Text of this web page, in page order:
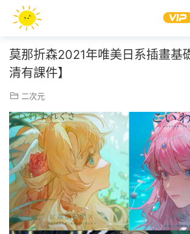
莫那折森2021年唯美日系插畫基
清有課件】
二次元